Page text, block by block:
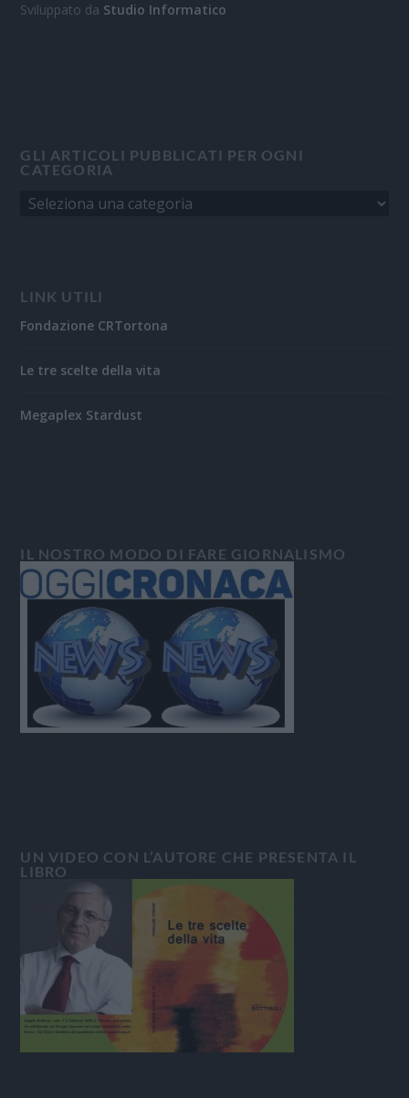
Sviluppato da Studio Informatico
GLI ARTICOLI PUBBLICATI PER OGNI
CATEGORIA
LINK UTILI
Fondazione CRTortona
Le tre scelte della vita
Megaplex Stardust
IL NOSTRO MODO DI FARE GIORNALISMO
UN VIDEO CON L’AUTORE CHE PRESENTA IL
LIBRO